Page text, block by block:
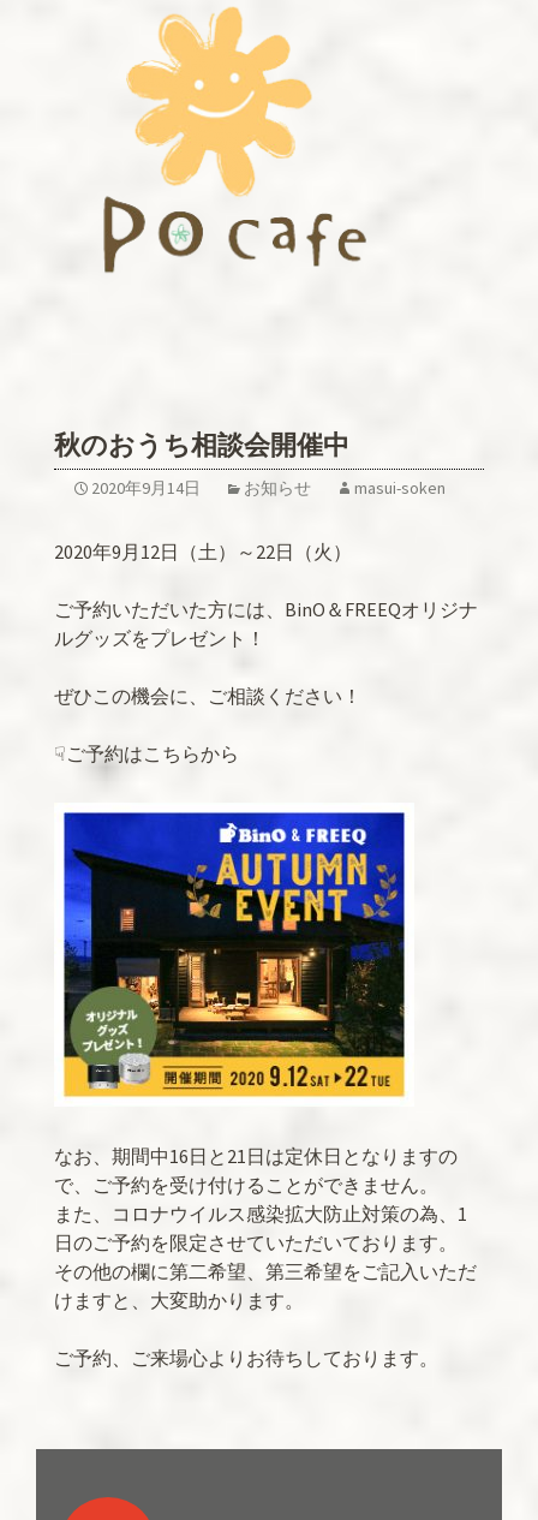
秋のおうち相談会開催中
2020年9月14日 お知らせ masui-soken
2020年9月12日（土）～22日（火）
ご予約いただいた方には、BinO＆FREEQオリジナ
ルグッズをプレゼント！
ぜひこの機会に、ご相談ください！
☟ご予約はこちらから
なお、期間中16日と21日は定休日となりますの
で、ご予約を受け付けることができません。
また、コロナウイルス感染拡大防止対策の為、1
日のご予約を限定させていただいております。
その他の欄に第二希望、第三希望をご記入いただ
けますと、大変助かります。
ご予約、ご来場心よりお待ちしております。